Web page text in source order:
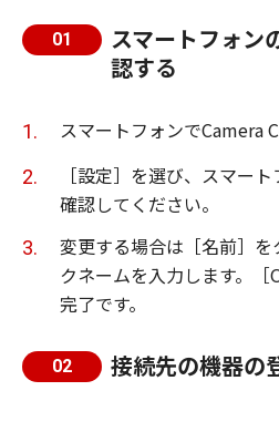
01
スマートフォン
認する
スマートフォンでCamera
［設定］を選び、スマー
確認してください。
変更する場合は［名前］
クネームを入力します。
完了です。
02 接続先の機器の